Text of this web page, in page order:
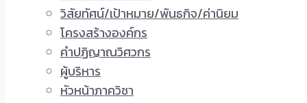
วิสัยทัศน์/เป้าหมาย/พันธกิจ/ค่านิยม
โครงสร้างองค์กร
คำปฏิญาณวิศวกร
ผู้บริหาร
หัวหน้าภาควิชา